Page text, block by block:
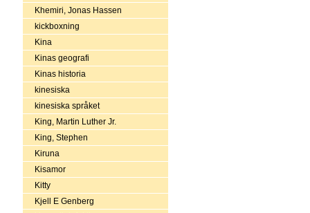
Khemiri, Jonas Hassen
kickboxning
Kina
Kinas geografi
Kinas historia
kinesiska
kinesiska språket
King, Martin Luther Jr.
King, Stephen
Kiruna
Kisamor
Kitty
Kjell E Genberg